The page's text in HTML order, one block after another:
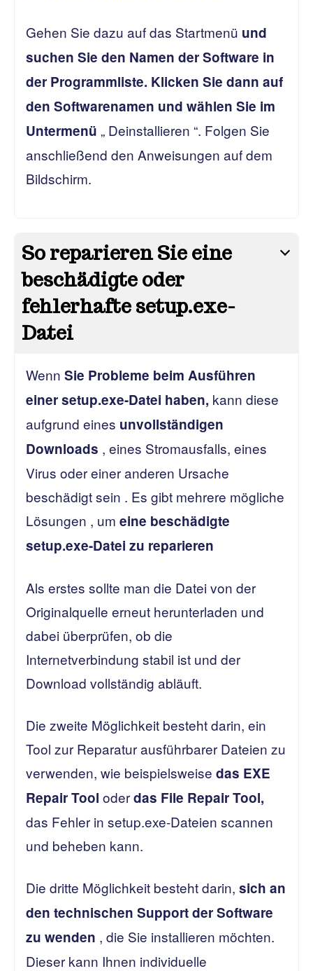
Gehen Sie dazu auf das Startmenü und
suchen Sie den Namen der Software in
der Programmliste. Klicken Sie dann auf
den Softwarenamen und wählen Sie im
Untermenü„ Deinstallieren “. Folgen Sie
anschließend den Anweisungen auf dem
Bildschirm.
So reparieren Sie eine
beschädigte oder
fehlerhafte setup.exe-
Datei
WennSie Probleme beim Ausführen
einer setup.exe-Datei haben, kann diese
aufgrund eines unvollständigen
Downloads , eines Stromausfalls, eines
Virus oder einer anderen Ursache
beschädigt sein . Es gibt mehrere mögliche
Lösungen , umeine beschädigte
setup.exe-Datei zu reparieren
Als erstes sollte man die Datei von der
Originalquelle erneut herunterladen und
dabei überprüfen, ob die
Internetverbindung stabil ist und der
Download vollständig abläuft.
Die zweite Möglichkeit besteht darin, ein
Tool zur Reparatur ausführbarer Dateien zu
verwenden, wie beispielsweisedas EXE
Repair Tooloderdas File Repair Tool,
das Fehler in setup.exe-Dateien scannen
und beheben kann.
Die dritte Möglichkeit besteht darin,sich an
den technischen Support der Software
zu wenden , die Sie installieren möchten.
Dieser kann Ihnen individuelle